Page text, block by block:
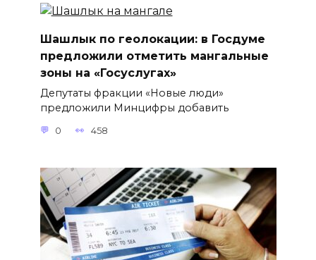
Шашлык по геолокации: в Госдуме
предложили отметить мангальные
зоны на «Госуслугах»
Депутаты фракции «Новые люди»
предложили Минцифры добавить
0 458